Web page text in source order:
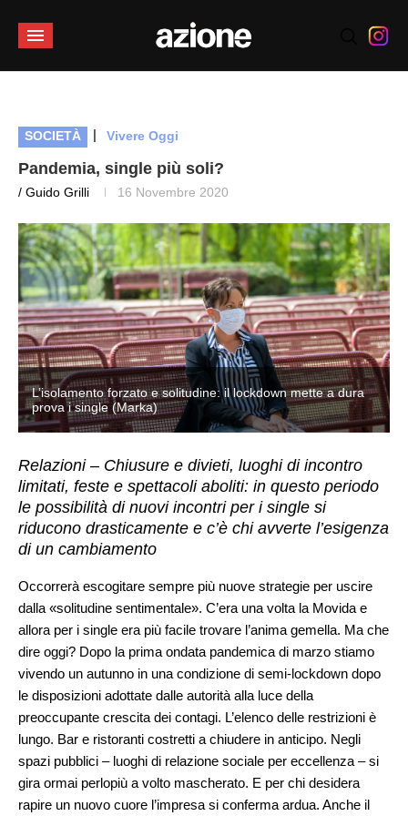
SOCIETÀ | Vivere Oggi
Pandemia, single più soli?
/ Guido Grilli 16 Novembre 2020
L’isolamento forzato e solitudine: il lockdown mette a dura
prova i single (Marka)
Relazioni – Chiusure e divieti, luoghi di incontro
limitati, feste e spettacoli aboliti: in questo periodo
le possibilità di nuovi incontri per i single si
riducono drasticamente e c’è chi avverte l’esigenza
di un cambiamento
Occorrerà escogitare sempre più nuove strategie per uscire
dalla «solitudine sentimentale». C’era una volta la Movida e
allora per i single era più facile trovare l’anima gemella. Ma che
dire oggi? Dopo la prima ondata pandemica di marzo stiamo
vivendo un autunno in una condizione di semi-lockdown dopo
le disposizioni adottate dalle autorità alla luce della
preoccupante crescita dei contagi. L’elenco delle restrizioni è
lungo. Bar e ristoranti costretti a chiudere in anticipo. Negli
spazi pubblici – luoghi di relazione sociale per eccellenza – si
gira ormai perlopiù a volto mascherato. E per chi desidera
rapire un nuovo cuore l’impresa si conferma ardua. Anche il